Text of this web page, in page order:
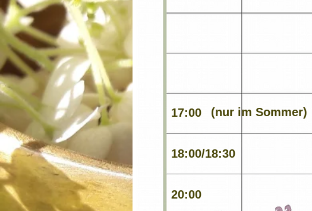
17:00
18:00/18:30
20:00
(nur im Sommer)